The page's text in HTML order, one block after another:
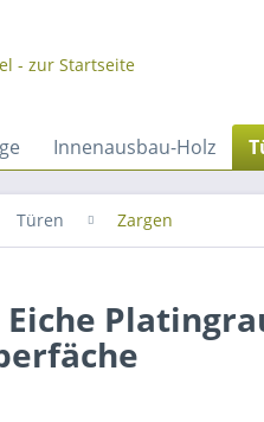
Innenausbau-Holz
Türen Zargen